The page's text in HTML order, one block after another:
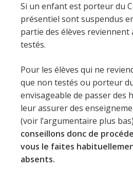
Si un enfant est porteur du
présentiel sont suspendus
partie des élèves reviennent
testés.
Pour les élèves qui ne
que non testés ou porteur
envisageable de passer des
leur assurer des
(voir l’argumentaire plus
conseillons donc de
vous le faites
absents.